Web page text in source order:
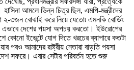
আমলে ভিন্ন চিত্র ছিল, এমপি-মন্ত্রীদের
৩জন বোঝাই করে নিয়ে যেতো৷ এমনকি বোর্ডিং
এভাবে দেশের পয়সা অপচয় করতো। ইউরোপের
কোনো ইভেন্টে যোগ দিতে খরচের ব্যাপারে কতটা
পরও আমাদের রাষ্ট্রীয় নেতারা বাড়তি পয়সা
সফরে। এবার সেটার পরিবর্তন হতে শুরু